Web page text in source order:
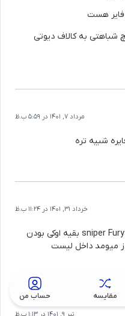
فایر هست
شباهتی به کالاف دیوتی
مرداد 7, 1401 در 5:59 ب.ظ
شبیه تره
خرداد 31, 1401 در 11:24 ب.ظ
عالی بود لیست خوبی بود به جز sniper Fury بقیه اوکی بودن
میومد داخل لیست
تیر 9, 1401 در 1:13 ب.ظ
مقایسه حساب من